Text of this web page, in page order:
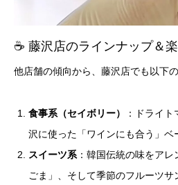
☕ 藤沢店のラインナップ＆
他店舗の傾向から、藤沢店でも以下
食事系（セイボリー）
：ドライ
沢に使った「ワインにも合う」ベ
スイーツ系 ：韓国伝統の味をア
ごま」、そして季節のフルーツサ